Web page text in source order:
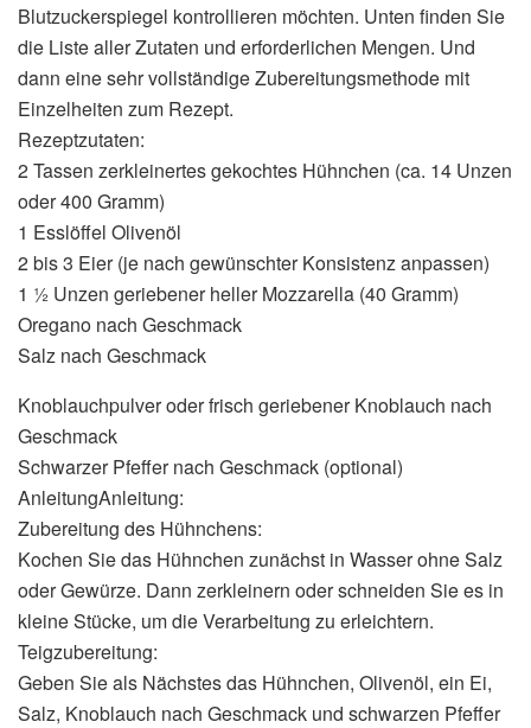
Blutzuckerspiegel kontrollieren möchten. Unten finden Sie
die Liste aller Zutaten und erforderlichen Mengen. Und
dann eine sehr vollständige Zubereitungsmethode mit
Einzelheiten zum Rezept.
Rezeptzutaten:
2 Tassen zerkleinertes gekochtes Hühnchen (ca. 14 Unzen
oder 400 Gramm)
1 Esslöffel Olivenöl
2 bis 3 Eier (je nach gewünschter Konsistenz anpassen)
1 ½ Unzen geriebener heller Mozzarella (40 Gramm)
Oregano nach Geschmack
Salz nach Geschmack
Knoblauchpulver oder frisch geriebener Knoblauch nach
Geschmack
Schwarzer Pfeffer nach Geschmack (optional)
AnleitungAnleitung:
Zubereitung des Hühnchens:
Kochen Sie das Hühnchen zunächst in Wasser ohne Salz
oder Gewürze. Dann zerkleinern oder schneiden Sie es in
kleine Stücke, um die Verarbeitung zu erleichtern.
Teigzubereitung:
Geben Sie als Nächstes das Hühnchen, Olivenöl, ein Ei,
Salz, Knoblauch nach Geschmack und schwarzen Pfeffer